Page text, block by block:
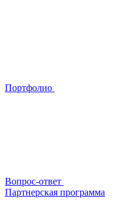
Портфолио
Вопрос-ответ
Партнерская программа